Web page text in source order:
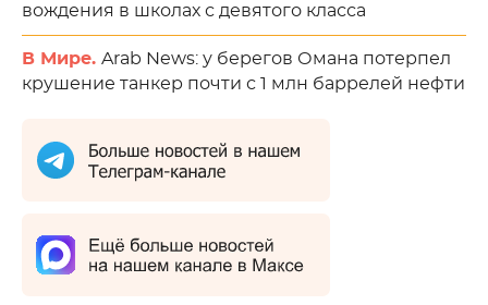
вождения в школах с девятого класса
В Мире. Arab News: у берегов Омана потерпел
крушение танкер почти с 1 млн баррелей нефти